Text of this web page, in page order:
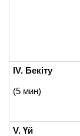
ІV. Бекіту
(5 мин)
V. Үй